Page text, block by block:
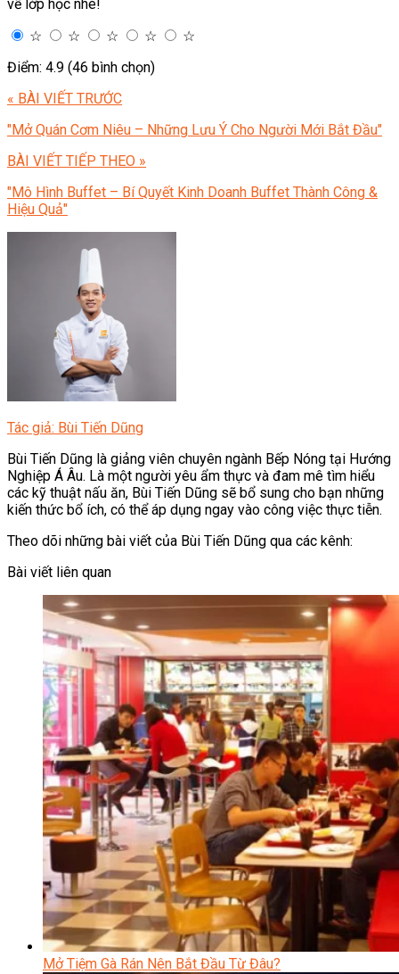
về lớp học nhé!
☆
☆ ☆ ☆
☆
Điểm: 4.9 (46 bình chọn)
« BÀI VIẾT TRƯỚC
"Mở Quán Cơm Niêu – Những Lưu Ý Cho Người Mới Bắt Đầu"
BÀI VIẾT TIẾP THEO »
"Mô Hình Buffet – Bí Quyết Kinh Doanh Buffet Thành Công &
Hiệu Quả"
Tác giả: Bùi Tiến Dũng
Bùi Tiến Dũng là giảng viên chuyên ngành Bếp Nóng tại Hướng
Nghiệp Á Âu. Là một người yêu ẩm thực và đam mê tìm hiểu
các kỹ thuật nấu ăn, Bùi Tiến Dũng sẽ bổ sung cho bạn những
kiến thức bổ ích, có thể áp dụng ngay vào công việc thực tiễn.
Theo dõi những bài viết của Bùi Tiến Dũng qua các kênh:
Bài viết liên quan
Mở Tiệm Gà Rán Nên Bắt Đầu Từ Đâu?